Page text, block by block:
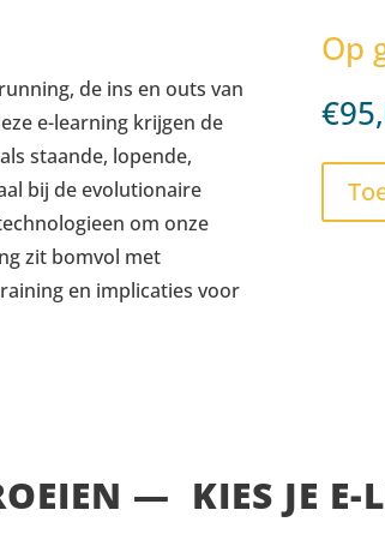
de ins en outs van
e-learning krijgen de
staande, lopende,
bij de evolutionaire
om onze
zit bomvol met
en implicaties voor
Op
€
— KIES JE